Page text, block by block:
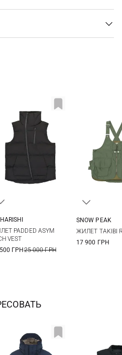
PADDED ASYM
VEST
ГРН25 000 ГРН
SNOW PEAK
ЖИЛЕТ TAKIBI
17 900 ГРН